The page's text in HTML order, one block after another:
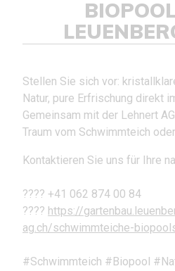
Stellen Sie sich vor:
Natur, pure Erfrischung direkt
Gemeinsam mit der Lehnert
Traum vom Schwimmteich
Kontaktieren Sie uns für Ihre
???? +41 062 874 00 84
???? https://
ag.ch/schwimmteiche-
#Schwimmteich #Biopool